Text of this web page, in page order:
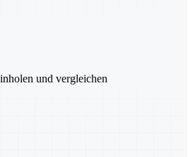
und vergleichen